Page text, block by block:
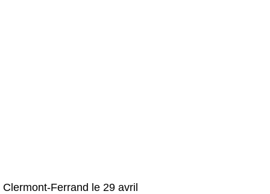
Clermont-Ferrand le 29 avril